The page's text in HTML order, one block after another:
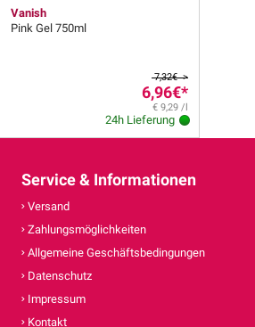
Vanish
Pink Gel 750ml
7,32€ >
6,96€*
€ 9,29 /l
24h Lieferung
Service & Informationen
Versand
Zahlungsmöglichkeiten
Allgemeine Geschäftsbedingungen
Datenschutz
Impressum
Kontakt